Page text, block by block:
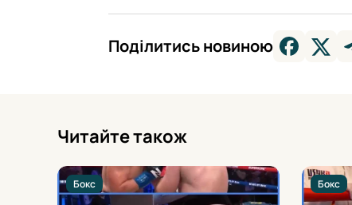
Поділитись новиною
Читайте також
Бокс Бокс